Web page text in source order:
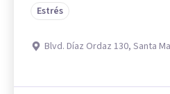
Estrés
Blvd. Díaz Ordaz 130, Santa